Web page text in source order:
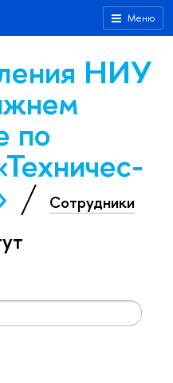
Меню
НИУ
по
Сотрудники